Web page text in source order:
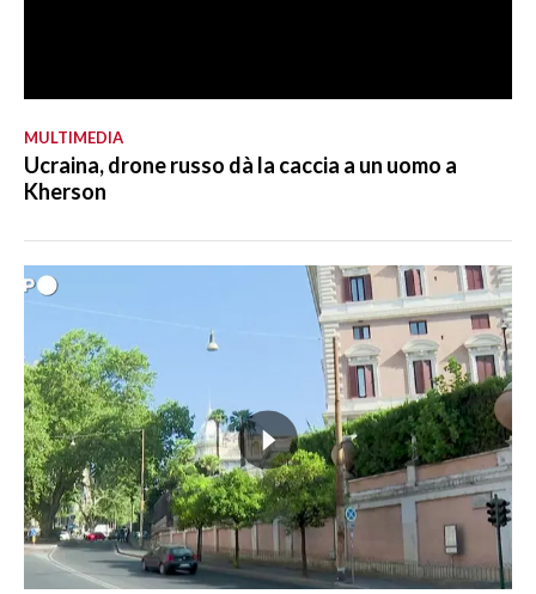
MULTIMEDIA
Ucraina, drone russo dà la caccia a un uomo a
Kherson